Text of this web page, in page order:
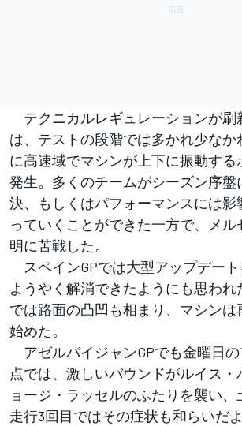
テクニカルレギュレーションが刷
は、テストの段階では多かれ少なか
に高速域でマシンが上下に振動する
発生。多くのチームがシーズン序盤
決、もしくはパフォーマンスには影
っていくことができた一方で、メル
明に苦戦した。
スペインGPでは大型アップデー
ようやく解消できたようにも思われ
では路面の凸凹も相まり、マシンは
始めた。
アゼルバイジャンGPでも金曜日
点では、激しいバウンドがルイス・
ョージ・ラッセルのふたりを襲い
走行3回目ではその症状も和らいだ